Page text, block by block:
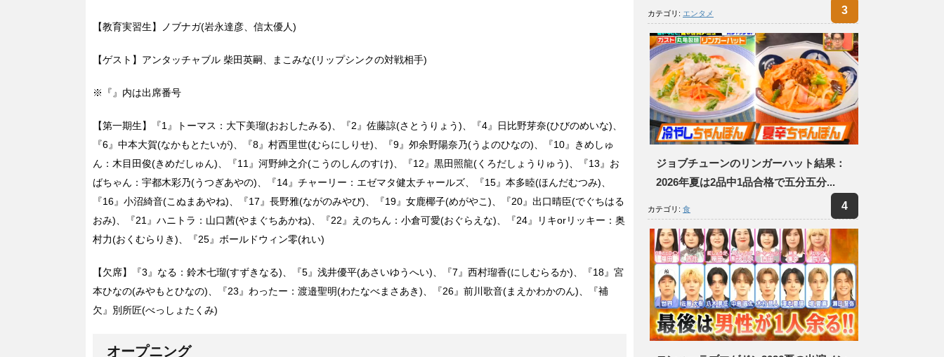
【教育実習生】ノブナガ(岩永達彦、信太優人)
【ゲスト】アンタッチャブル 柴田英嗣、まこみな(リップシンクの対戦相手)
※『』内は出席番号
【第一期生】『1』トーマス：大下美瑠(おおしたみる)、『2』佐藤諒(さとうりょう)、『4』日比野芽奈(ひびのめいな)、
『6』中本大賀(なかもとたいが)、『8』村西里世(むらにしりせ)、『9』夘余野陽奈乃(うよのひなの)、『10』きめしゅ
ん：木目田俊(きめだしゅん)、『11』河野紳之介(こうのしんのすけ)、『12』黒田照龍(くろだしょうりゅう)、『13』お
ばちゃん：宇都木彩乃(うつぎあやの)、『14』チャーリー：エゼマタ健太チャールズ、『15』本多睦(ほんだむつみ)、
『16』小沼綺音(こぬまあやね)、『17』長野雅(ながのみやび)、『19』女鹿椰子(めがやこ)、『20』出口晴臣(でぐちはる
おみ)、『21』ハニトラ：山口茜(やまぐちあかね)、『22』えのちん：小倉可愛(おぐらえな)、『24』リキorリッキー：奥
村力(おくむらりき)、『25』ボールドウィン零(れい)
【欠席】『3』なる：鈴木七瑠(すずきなる)、『5』浅井優平(あさいゆうへい)、『7』西村瑠香(にしむらるか)、『18』宮
本ひなの(みやもとひなの)、『23』わったー：渡邉聖明(わたなべまさあき)、『26』前川歌音(まえかわかのん)、『補
欠』別所匠(べっしょたくみ)
オープニング
カテゴリ: エンタメ
ジョブチューンのリンガーハット結果：
2026年夏は2品中1品合格で五分五分...
カテゴリ: 食